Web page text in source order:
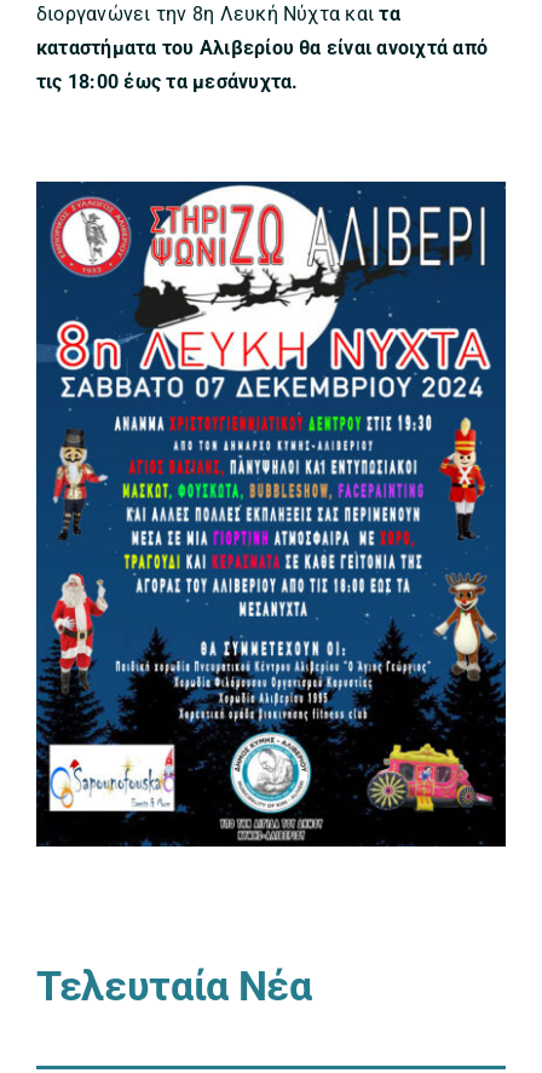
διοργανώνει την 8η Λευκή Νύχτα καιτα
καταστήματα του Αλιβερίου θα είναι ανοιχτά από
τις 18:00 έως τα μεσάνυχτα.
Τελευταία Νέα